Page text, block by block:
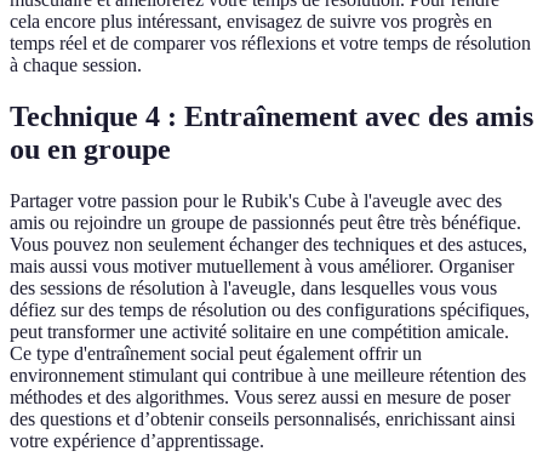
cela encore plus intéressant, envisagez de suivre vos progrès en
temps réel et de comparer vos réflexions et votre temps de résolution
à chaque session.
Technique 4 : Entraînement avec des amis
ou en groupe
Partager votre passion pour le Rubik's Cube à l'aveugle avec des
amis ou rejoindre un groupe de passionnés peut être très bénéfique.
Vous pouvez non seulement échanger des techniques et des astuces,
mais aussi vous motiver mutuellement à vous améliorer. Organiser
des sessions de résolution à l'aveugle, dans lesquelles vous vous
défiez sur des temps de résolution ou des configurations spécifiques,
peut transformer une activité solitaire en une compétition amicale.
Ce type d'entraînement social peut également offrir un
environnement stimulant qui contribue à une meilleure rétention des
méthodes et des algorithmes. Vous serez aussi en mesure de poser
des questions et d’obtenir conseils personnalisés, enrichissant ainsi
votre expérience d’apprentissage.